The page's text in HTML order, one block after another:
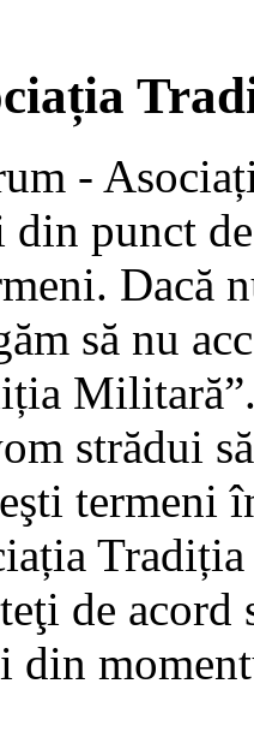
-
din punct
Dacă
să nu
strădui
termeni
de acord
din